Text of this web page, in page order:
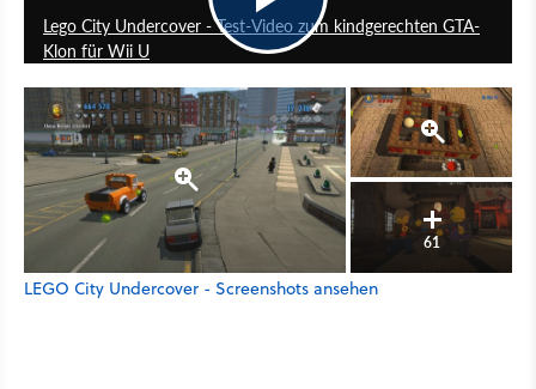
Lego City Undercover - Test-Video zum kindgerechten GTA-
Klon für Wii U
61
LEGO City Undercover - Screenshots ansehen